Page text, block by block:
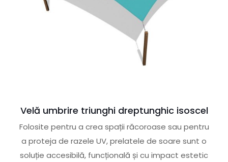
Velă umbrire triunghi dreptunghic isoscel
Folosite pentru a crea spații răcoroase sau pentru
a proteja de razele UV, prelatele de soare sunt o
soluție accesibilă, funcțională și cu impact estetic